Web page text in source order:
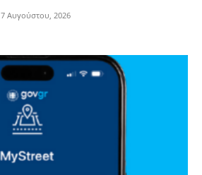
7 Αυγούστου, 2026